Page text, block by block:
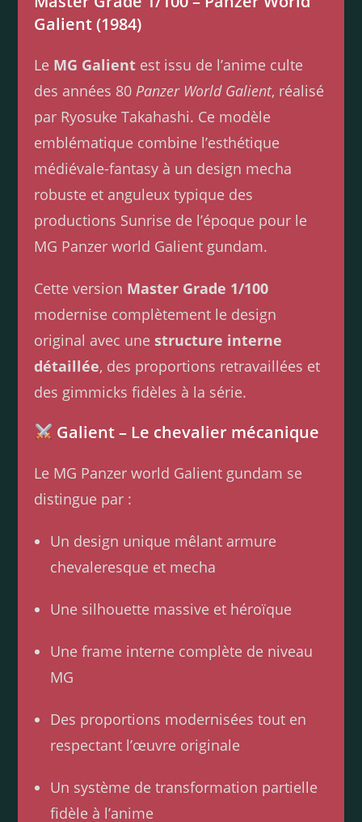
Galient (1984)
Le MG Galient est issu de l’anime culte
des années 80 Panzer World Galient, réalisé
par Ryosuke Takahashi. Ce modèle
emblématique combine l’esthétique
médiévale-fantasy à un design mecha
robuste et anguleux typique des
productions Sunrise de l’époque pour le
MG Panzer world Galient gundam.
Cette version Master Grade 1/100
modernise complètement le design
original avec unestructure interne
détaillée, des proportions retravaillées et
des gimmicks fidèles à la série.
Galient – Le chevalier mécanique
Le MG Panzer world Galient gundam se
distingue par :
Un design unique mêlant armure
chevaleresque et mecha
Une silhouette massive et héroïque
Une frame interne complète de niveau
MG
Des proportions modernisées tout en
respectant l’œuvre originale
Un système de transformation partielle
fidèle à l’anime